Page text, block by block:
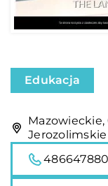
Edukacja
Mazowieckie,
Jerozolimskie